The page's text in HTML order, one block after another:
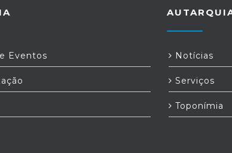
Eventos Notícias
Serviços
Toponímia